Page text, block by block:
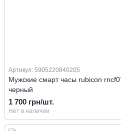
Артикул: 5905220840205
Мужские смарт часы rubicon
черный
1 700 грн/шт.
Нет в наличии